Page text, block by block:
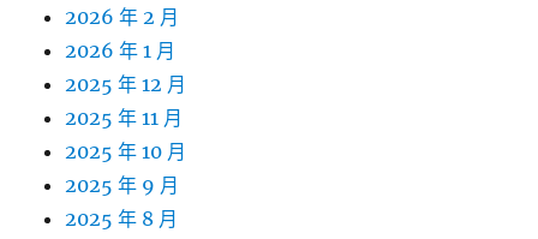
2026 年 2 月
2026 年 1 月
2025 年 12 月
2025 年 11 月
2025 年 10 月
2025 年 9 月
2025 年 8 月